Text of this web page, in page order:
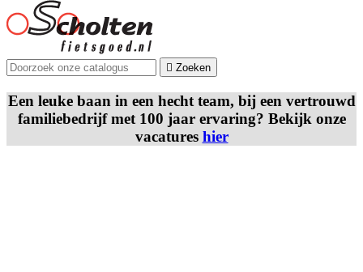
 Zoeken
Een leuke baan in een hecht team, bij een vertrouwd
familiebedrijf met 100 jaar ervaring? Bekijk onze
vacatures hier